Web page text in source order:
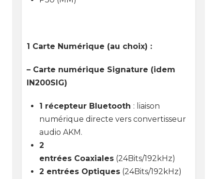
1 Carte Numérique (au choix) :
– Carte numérique Signature (idem
IN200SIG)
1 récepteur Bluetooth : liaison
numérique directe vers convertisseur
audio AKM.
2
entrées Coaxiales (24Bits/192kHz)
2 entrées Optiques (24Bits/192kHz)